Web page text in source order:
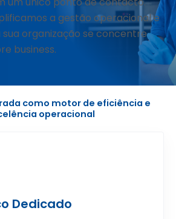
a gestão operacional e
organização se concentre
business.
como motor de eficiência e
operacional
Dedicado